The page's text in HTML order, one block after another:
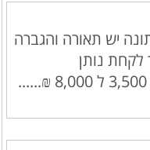
יש תאורה והגברה
לקחת נותן